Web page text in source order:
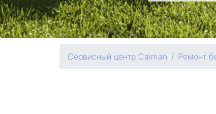
Сервисный центр Caiman Ремонт